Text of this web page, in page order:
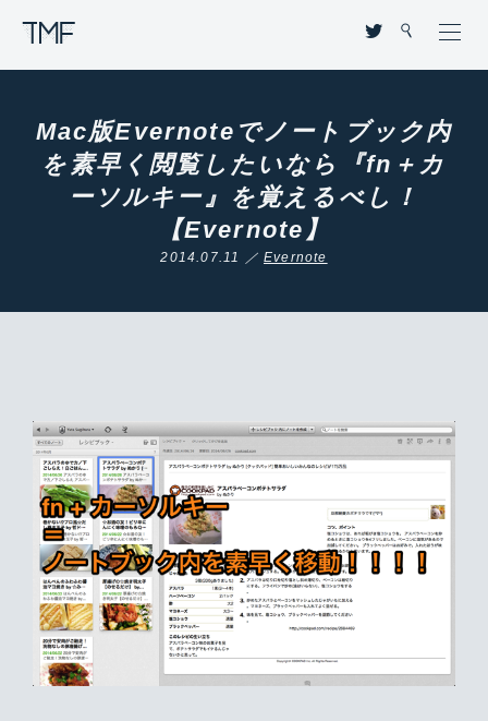
Mac版Evernoteでノートブック内
を素早く閲覧したいなら『fn＋カ
ーソルキー』を覚えるべし！
【Evernote】
2014.07.11 ／ Evernote